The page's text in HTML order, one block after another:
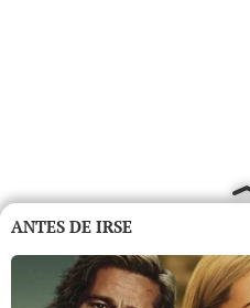
ANTES DE IRSE